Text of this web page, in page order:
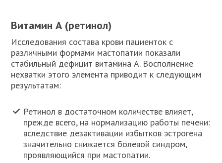
Витамин А (ретинол)
Исследования состава крови пациенток с
различными формами мастопатии показали
стабильный дефицит витамина А. Восполнение
нехватки этого элемента приводит к следующим
результатам:
Ретинол в достаточном количестве влияет,
прежде всего, на нормализацию работы печени:
вследствие дезактивации избытков эстрогена
значительно снижается болевой синдром,
проявляющийся при мастопатии.